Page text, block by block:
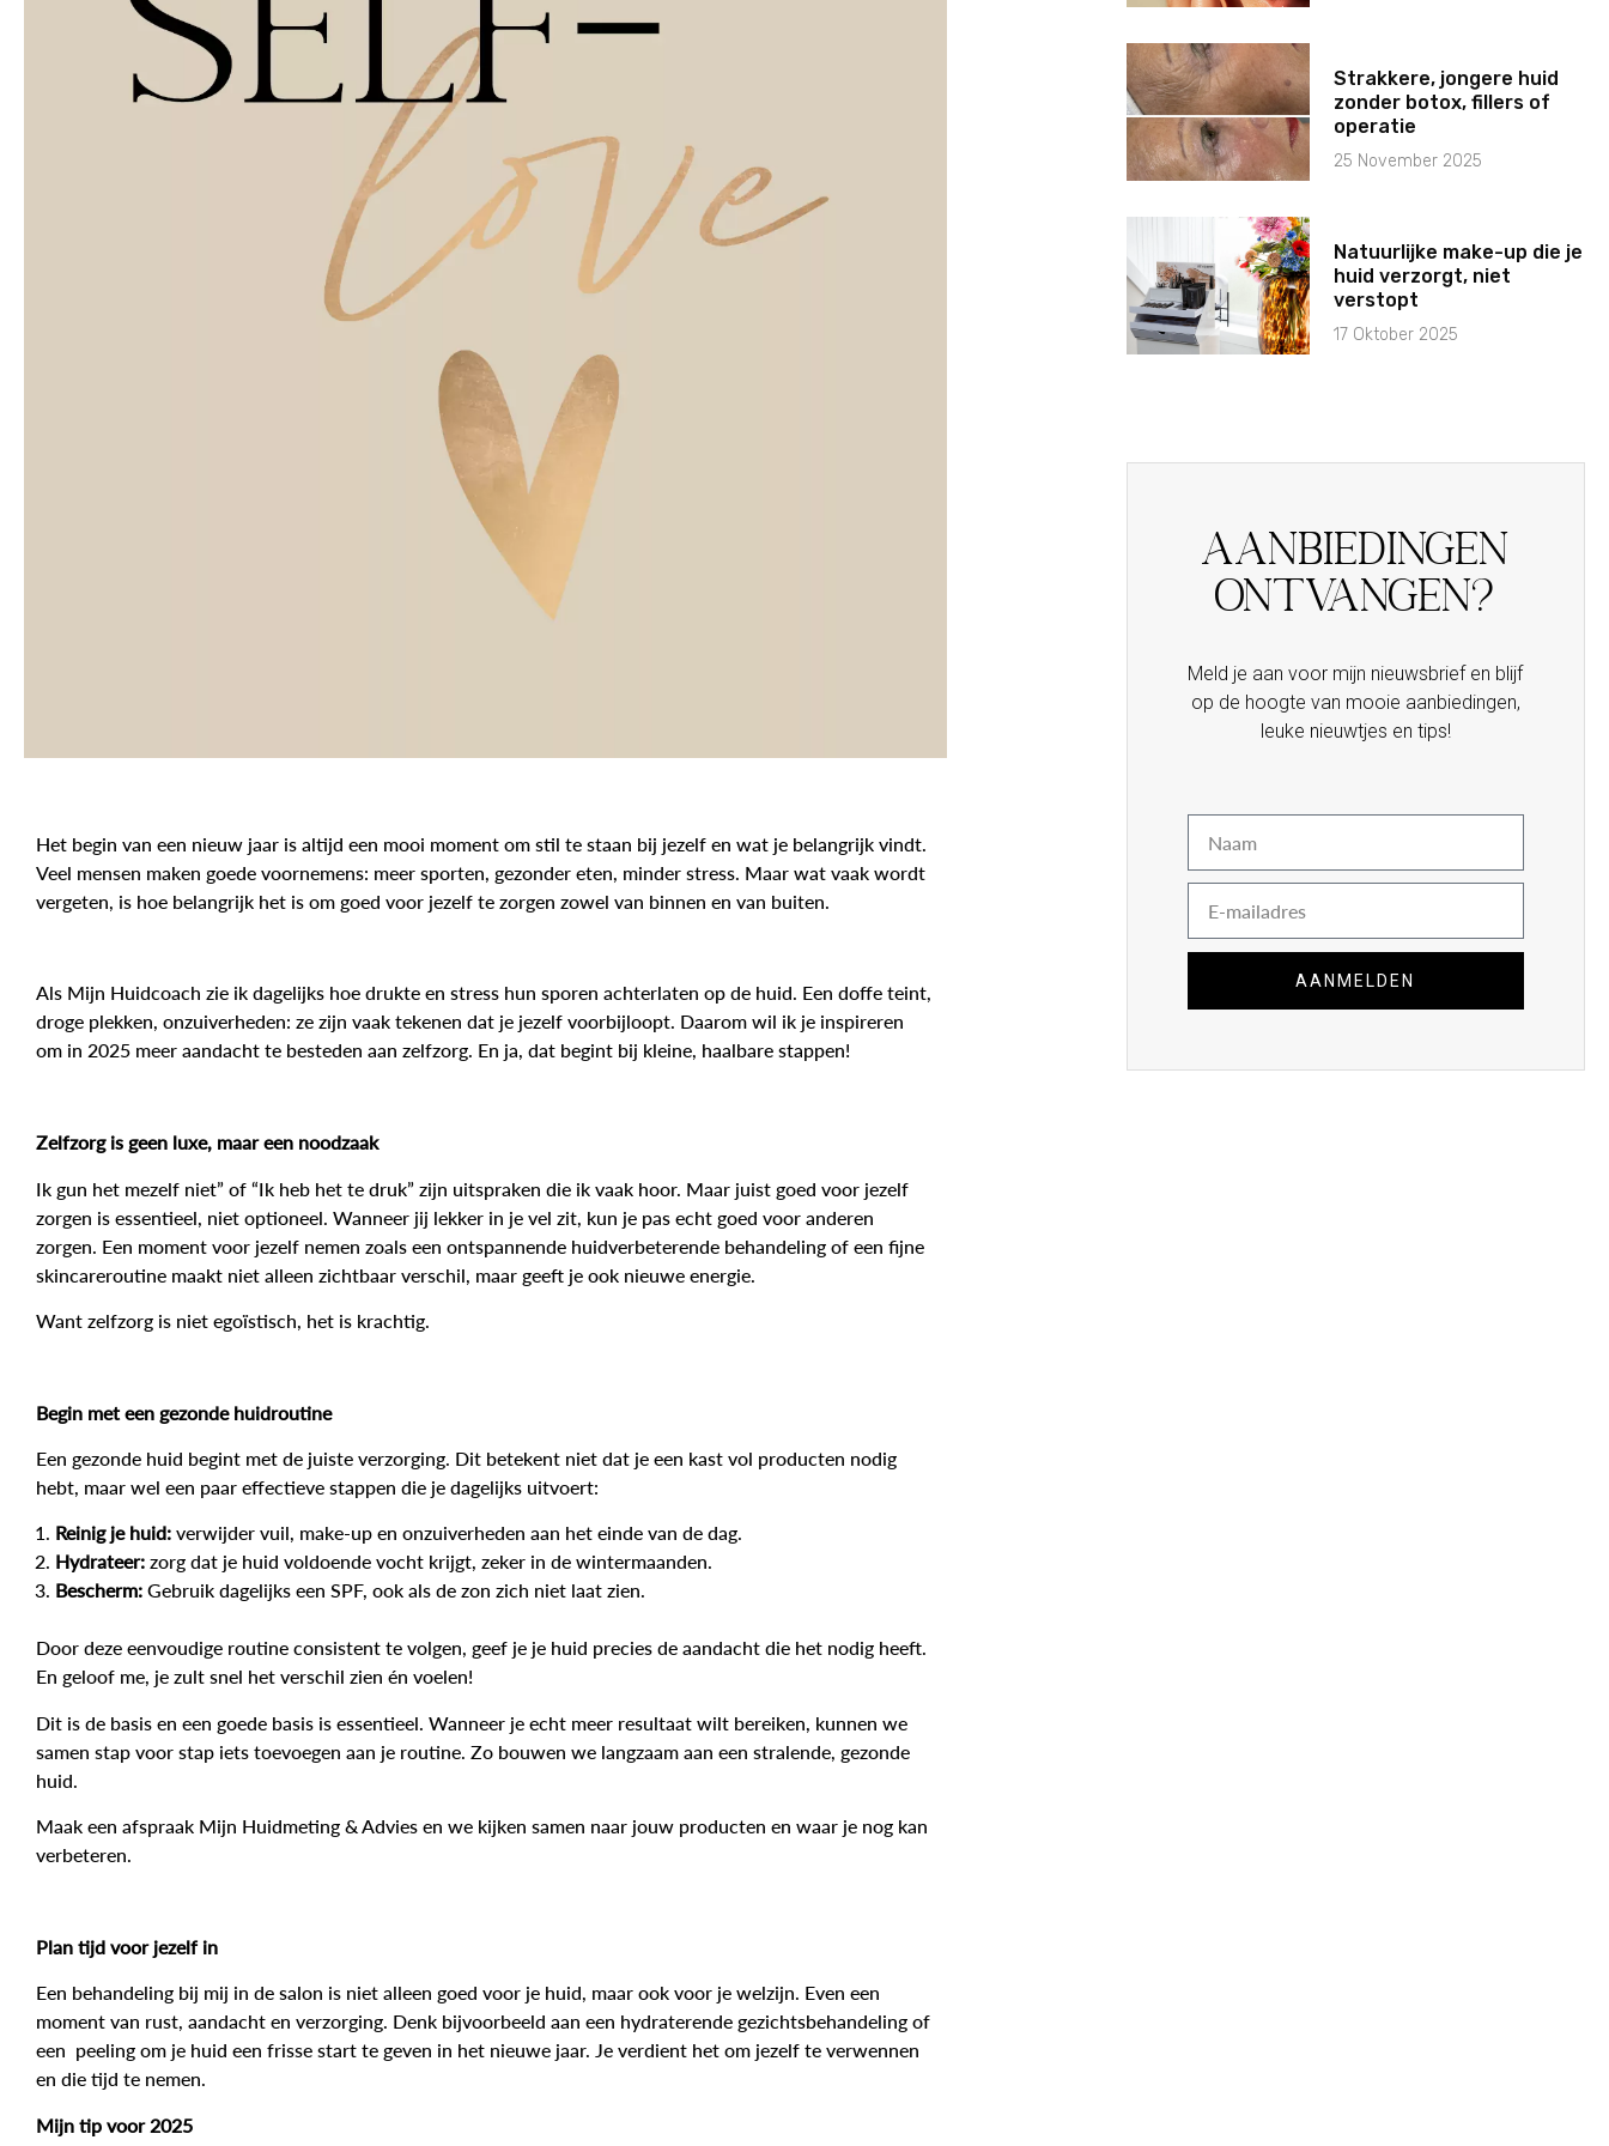
Het begin van een nieuw jaar is altijd een mooi moment om stil te staan bij jezelf en wat je belangrijk vindt.
Veel mensen maken goede voornemens: meer sporten, gezonder eten, minder stress. Maar wat vaak wordt
vergeten, is hoe belangrijk het is om goed voor jezelf te zorgen zowel van binnen en van buiten.
Als Mijn Huidcoach zie ik dagelijks hoe drukte en stress hun sporen achterlaten op de huid. Een doffe teint,
droge plekken, onzuiverheden: ze zijn vaak tekenen dat je jezelf voorbijloopt. Daarom wil ik je inspireren
om in 2025 meer aandacht te besteden aan zelfzorg. En ja, dat begint bij kleine, haalbare stappen!
Zelfzorg is geen luxe, maar een noodzaak
Ik gun het mezelf niet” of “Ik heb het te druk” zijn uitspraken die ik vaak hoor. Maar juist goed voor jezelf
zorgen is essentieel, niet optioneel. Wanneer jij lekker in je vel zit, kun je pas echt goed voor anderen
zorgen. Een moment voor jezelf nemen zoals een ontspannende huidverbeterende behandeling of een fijne
skincareroutine maakt niet alleen zichtbaar verschil, maar geeft je ook nieuwe energie.
Want zelfzorg is niet egoïstisch, het is krachtig.
Begin met een gezonde huidroutine
Een gezonde huid begint met de juiste verzorging. Dit betekent niet dat je een kast vol producten nodig
hebt, maar wel een paar effectieve stappen die je dagelijks uitvoert:
Reinig je huid: verwijder vuil, make-up en onzuiverheden aan het einde van de dag.
Hydrateer: zorg dat je huid voldoende vocht krijgt, zeker in de wintermaanden.
Bescherm: Gebruik dagelijks een SPF, ook als de zon zich niet laat zien.
Door deze eenvoudige routine consistent te volgen, geef je je huid precies de aandacht die het nodig heeft.
En geloof me, je zult snel het verschil zien én voelen!
Dit is de basis en een goede basis is essentieel. Wanneer je echt meer resultaat wilt bereiken, kunnen we
samen stap voor stap iets toevoegen aan je routine. Zo bouwen we langzaam aan een stralende, gezonde
huid.
Maak een afspraak Mijn Huidmeting & Advies en we kijken samen naar jouw producten en waar je nog kan
verbeteren.
Plan tijd voor jezelf in
Een behandeling bij mij in de salon is niet alleen goed voor je huid, maar ook voor je welzijn. Even een
moment van rust, aandacht en verzorging. Denk bijvoorbeeld aan een hydraterende gezichtsbehandeling of
een peeling om je huid een frisse start te geven in het nieuwe jaar. Je verdient het om jezelf te verwennen
en die tijd te nemen.
Mijn tip voor 2025
Strakkere, jongere huid
zonder botox, fillers of
operatie
25 November 2025
Natuurlijke make-up die je
huid verzorgt, niet
verstopt
17 Oktober 2025
Aanbiedingen
ontvangen?
Meld je aan voor mijn nieuwsbrief en blijf
op de hoogte van mooie aanbiedingen,
leuke nieuwtjes en tips!
mail
AANMELDEN